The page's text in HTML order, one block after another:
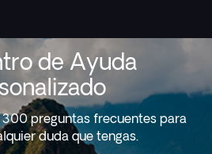
de Ayuda
preguntas frecuentes para
duda que tengas.